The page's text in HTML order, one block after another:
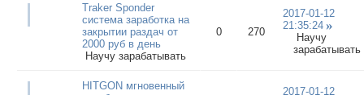
Traker Sponder
система заработка на
закрытии раздач от
2000 руб в день
Научу зарабатывать
0 270
2017-01-12
21:35:24
Научу
зарабатывать
HITGON мгновенный
2017-01-12